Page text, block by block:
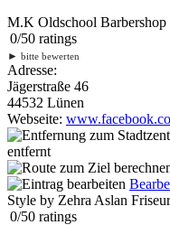
M.K Oldschool Barbershop
0/50 ratings
► bitte bewerten
Adresse:
Jägerstraße 46
44532 Lünen
Webseite:
entfernt
Style by Zehra Aslan
0/50 ratings